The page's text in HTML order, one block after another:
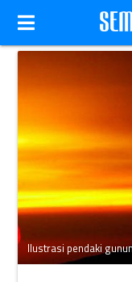
Ilustrasi pendaki